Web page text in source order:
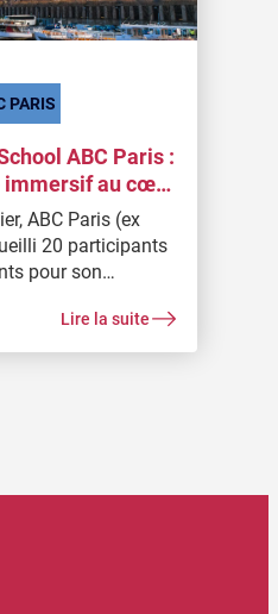
PARIS
ABC Paris :
immersif au cœur
ABC Paris (ex
20 participants
pour son
in the City of Light ».
Lire la suite